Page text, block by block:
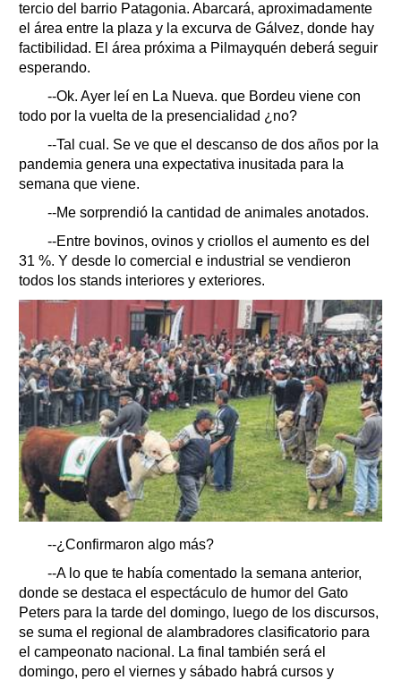
tercio del barrio Patagonia. Abarcará, aproximadamente
el área entre la plaza y la excurva de Gálvez, donde hay
factibilidad. El área próxima a Pilmayquén deberá seguir
esperando.
--Ok. Ayer leí en La Nueva. que Bordeu viene con
todo por la vuelta de la presencialidad ¿no?
--Tal cual. Se ve que el descanso de dos años por la
pandemia genera una expectativa inusitada para la
semana que viene.
--Me sorprendió la cantidad de animales anotados.
--Entre bovinos, ovinos y criollos el aumento es del
31 %. Y desde lo comercial e industrial se vendieron
todos los stands interiores y exteriores.
--¿Confirmaron algo más?
--A lo que te había comentado la semana anterior,
donde se destaca el espectáculo de humor del Gato
Peters para la tarde del domingo, luego de los discursos,
se suma el regional de alambradores clasificatorio para
el campeonato nacional. La final también será el
domingo, pero el viernes y sábado habrá cursos y